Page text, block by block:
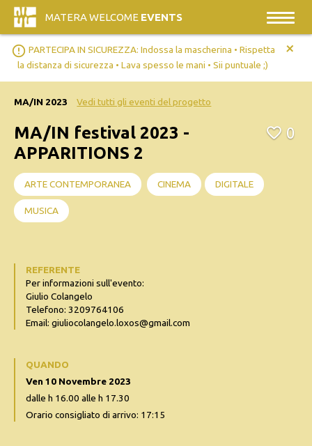
MATERA WELCOME EVENTS
error_outline PARTECIPA IN SICUREZZA: Indossa la mascherina • Rispetta
la distanza di sicurezza • Lava spesso le mani • Sii puntuale ;)
+
MA/IN 2023 Vedi tutti gli eventi del progetto
MA/IN festival 2023 -
APPARITIONS 2
0
ARTE CONTEMPORANEA CINEMA DIGITALE
MUSICA
REFERENTE
Per informazioni sull'evento:
Giulio Colangelo
Telefono: 3209764106
Email: giuliocolangelo.loxos@gmail.com
QUANDO
Ven 10 Novembre 2023
dalle h 16.00 alle h 17.30
Orario consigliato di arrivo: 17:15